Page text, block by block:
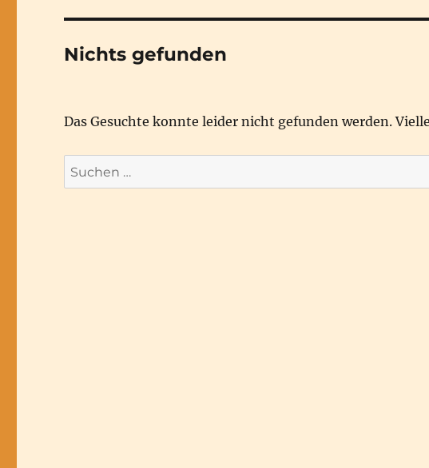
Nichts gefunden
Das Gesuchte konnte leider nicht gefunden werden.
Suchen
nach: